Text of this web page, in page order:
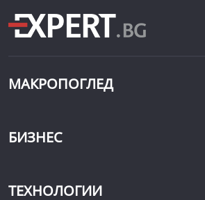
МАКРОПОГЛЕД
БИЗНЕС
ТЕХНОЛОГИИ